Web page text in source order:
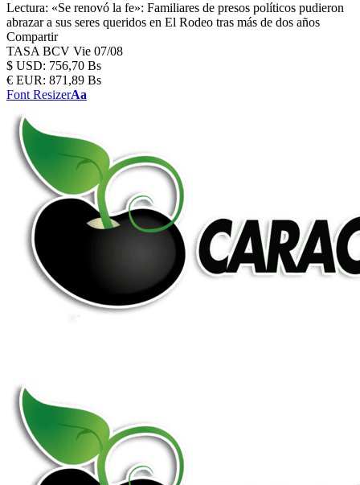
Lectura: «Se renovó la fe»: Familiares de presos políticos pudieron
abrazar a sus seres queridos en El Rodeo tras más de dos años
Compartir
TASA BCV Vie 07/08
$ USD: 756,70 Bs
€ EUR: 871,89 Bs
Font ResizerAa